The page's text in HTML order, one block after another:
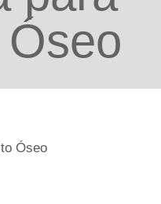
Óseo